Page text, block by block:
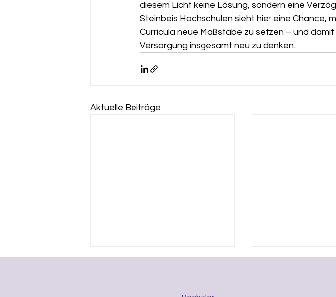
diesem Licht keine Lösung, sondern eine
Steinbeis Hochschulen sieht hier eine Chance,
Curricula neue Maßstäbe zu setzen – und
Versorgung insgesamt neu zu denken.
Aktuelle Beiträge